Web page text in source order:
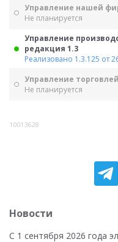
Управление нашей
Не планируется
Управление
редакция 1.3
Реализовано 1.3.125 от
Управление
Не планируется
10013628
Новости
С 1 сентября 2026 года